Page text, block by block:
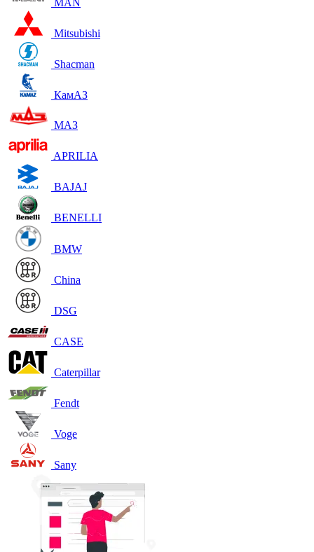
MAN
Mitsubishi
Shacman
КамАЗ
МАЗ
APRILIA
BAJAJ
BENELLI
BMW
China
DSG
CASE
Caterpillar
Fendt
Voge
Sany